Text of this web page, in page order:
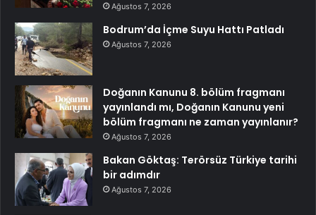
Ağustos 7, 2026
Bodrum’da İçme Suyu Hattı Patladı
Ağustos 7, 2026
Doğanın Kanunu 8. bölüm fragmanı
yayınlandı mı, Doğanın Kanunu yeni
bölüm fragmanı ne zaman yayınlanır?
Ağustos 7, 2026
Bakan Göktaş: Terörsüz Türkiye tarihi
bir adımdır
Ağustos 7, 2026